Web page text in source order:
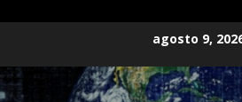
contenido
agosto 9,